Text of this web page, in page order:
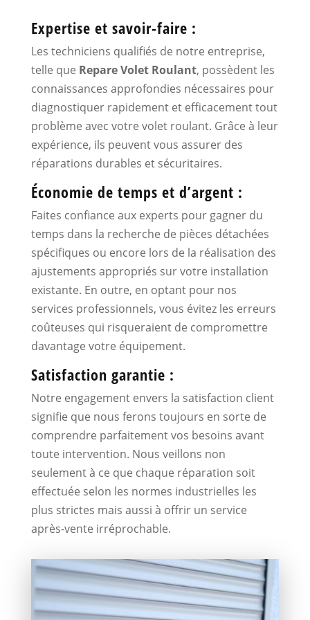
Expertise et savoir-faire :
Les techniciens qualifiés de notre entreprise,
telle que Repare Volet Roulant, possèdent les
connaissances approfondies nécessaires pour
diagnostiquer rapidement et efficacement tout
problème avec votre volet roulant. Grâce à leur
expérience, ils peuvent vous assurer des
réparations durables et sécuritaires.
Économie de temps et d’argent :
Faites confiance aux experts pour gagner du
temps dans la recherche de pièces détachées
spécifiques ou encore lors de la réalisation des
ajustements appropriés sur votre installation
existante. En outre, en optant pour nos
services professionnels, vous évitez les erreurs
coûteuses qui risqueraient de compromettre
davantage votre équipement.
Satisfaction garantie :
Notre engagement envers la satisfaction client
signifie que nous ferons toujours en sorte de
comprendre parfaitement vos besoins avant
toute intervention. Nous veillons non
seulement à ce que chaque réparation soit
effectuée selon les normes industrielles les
plus strictes mais aussi à offrir un service
après-vente irréprochable.